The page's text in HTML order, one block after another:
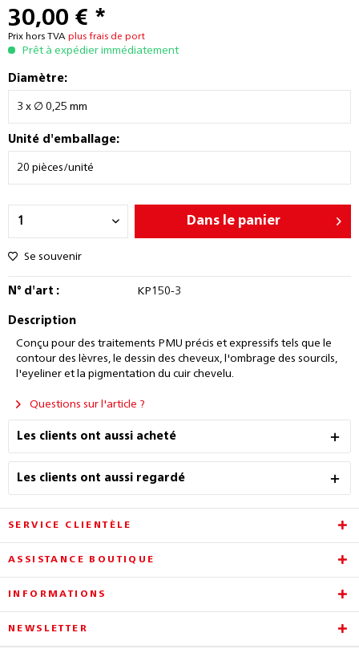
30,00 € *
Prix hors TVA plus frais de port
Prêt à expédier immédiatement
Diamètre:
Unité d'emballage:
Dans le panier
Se souvenir
N° d'art : KP150-3
Description
Conçu pour des traitements PMU précis et expressifs tels que le
contour des lèvres, le dessin des cheveux, l'ombrage des sourcils,
l'eyeliner et la pigmentation du cuir chevelu.
Questions sur l'article ?
Les clients ont aussi acheté
Les clients ont aussi regardé
SERVICE CLIENTÈLE
ASSISTANCE BOUTIQUE
INFORMATIONS
NEWSLETTER